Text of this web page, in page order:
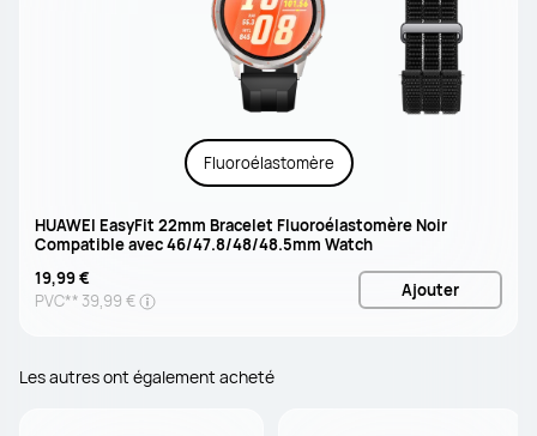
Fluoroélastomère
HUAWEI EasyFit 22mm Bracelet Fluoroélastomère Noir
Compatible avec 46/47.8/48/48.5mm Watch
19,99 €
PVC** 39,99 € Ajouter
Les autres ont également acheté